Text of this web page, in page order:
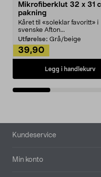
Mikrofiberklut 32 x 31
pakning
Kåret til «soleklar favoritt» i
svenske Afton...
Utførelse: Grå/beige
39,90
Legg i handlekurv
Bunntekst
Kundeservice
Min konto